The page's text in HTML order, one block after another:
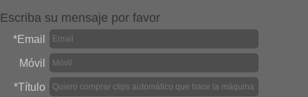
Escriba su mensaje por favor
*Email
Móvil
*Título